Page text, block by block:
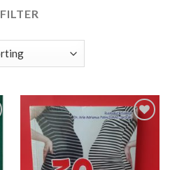
FILTER
Add to
wishlist